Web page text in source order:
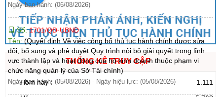
Ngày ban hành: (06/08/2026)
Số:1701/QĐ-UBND
Tên: (Quyết định Về việc công bố thủ tục hành chính được sửa
đổi, bổ sung và phê duyệt Quy trình nội bộ giải quyết trong lĩnh
vực thành lập và hoạt động của hộ kinh doanh thuộc phạm vi
chức năng quản lý của Sở Tài chính)
Ngày ban hành: (05/08/2026) - Ngày hiệu lực: (05/08/2026)
THỐNG KÊ TRUY CẬP
Hôm nay :
1.111